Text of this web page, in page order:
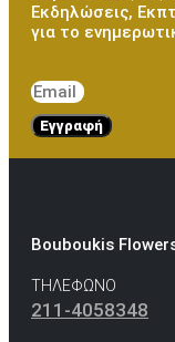
Εκδηλώσεις,
για το
Εγγραφή
Bouboukis
ΤΗΛΕΦΩΝΟ
211-4058348